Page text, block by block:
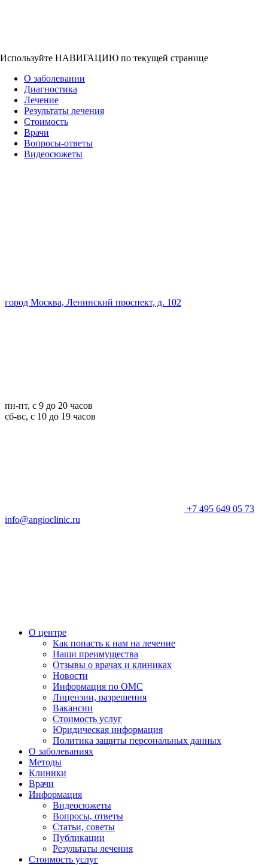
город Москва, Ленинский проспект, д. 102
пн-пт, с 9 до 20 часов
сб-вс, с 10 до 19 часов
+7 495 649 05 73
info@angioclinic.ru
О центре
Как попасть к нам на лечение
Наши преимущества
Отзывы о врачах и клиниках
Новости
Информация по ОМС
Лицензии, разрешения
Вакансии
Стоимость услуг
Юридическая информация
Политика защиты персональных данных
О заболеваниях
Методы
Клиники
Врачи
Информация
Видеосюжеты
Вопросы, ответы
Статьи, советы
Публикации
Результаты лечения
Стоимость услуг
Используйте НАВИГАЦИЮ по текущей странице
О заболевании
Диагностика
Лечение
Результаты лечения
Стоимость
Врачи
Вопросы-ответы
Видеосюжеты